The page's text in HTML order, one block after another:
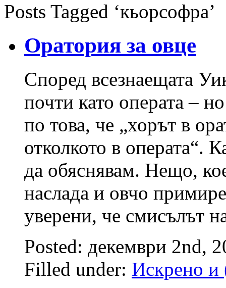
Posts Tagged ‘кьорсофра’
Оратория за овце
Според всезнаещата
почти като операта –
по това, че „хорът в
отколкото в операта“.
да обяснявам. Нещо,
наслада и овчо
уверени, че смисълът
Posted: декември 2nd,
Filled under: Искрено и